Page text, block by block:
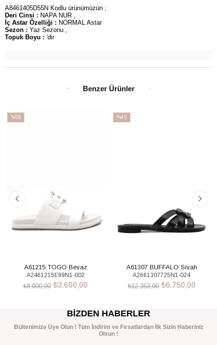
A8461405D55N Kodlu ürünümüzün ;
Deri Cinsi : NAPA NUR ,
İç Astar Özelliği : NORMAL Astar
Sezon : Yaz Sezonu ,
Topuk Boyu : 'dir
Benzer Ürünler
%55
A61215 TOGO Beyaz
A2461215E99N1-002
₺3.600,00
₺8.000,00
%45
A61307 BUFFALO Siyah
A2661307725N1-024
₺6.750,00
₺12.353,00
BIZDEN HABERLER
Bültenimize Üye Olun ! Tüm İndirim ve Fırsatlardan İlk Sizin Haberiniz
Olsun !